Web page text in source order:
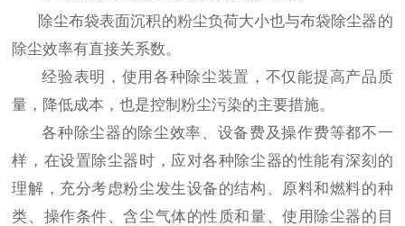
除尘布袋表面沉积的粉尘负荷大小也与布袋除尘器的
除尘效率有直接关系数。
经验表明，使用各种除尘装置，不仅能提高产品质
量，降低成本，也是控制粉尘污染的主要措施。
各种除尘器的除尘效率、设备费及操作费等都不一
样，在设置除尘器时，应对各种除尘器的性能有深刻的
理解，充分考虑粉尘发生设备的结构、原料和燃料的种
类、操作条件、含尘气体的性质和量、使用除尘器的目